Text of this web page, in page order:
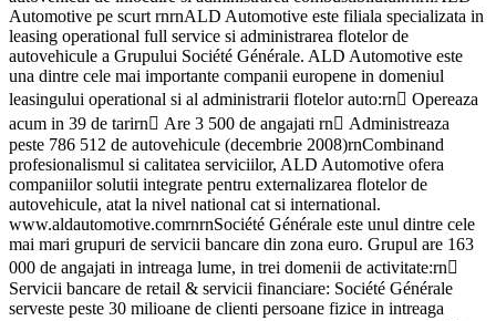
Automotive pe scurt rnrnALD Automotive este filiala specializata in
leasing operational full service si administrarea flotelor de
autovehicule a Grupului Société Générale. ALD Automotive este
una dintre cele mai importante companii europene in domeniul
leasingului operational si al administrarii flotelor auto:rn Opereaza
acum in 39 de tarirn Are 3 500 de angajati rn Administreaza
peste 786 512 de autovehicule (decembrie 2008)rnCombinand
profesionalismul si calitatea serviciilor, ALD Automotive ofera
companiilor solutii integrate pentru externalizarea flotelor de
autovehicule, atat la nivel national cat si international.
www.aldautomotive.comrnrnSociété Générale este unul dintre cele
mai mari grupuri de servicii bancare din zona euro. Grupul are 163
000 de angajati in intreaga lume, in trei domenii de activitate:rn
Servicii bancare de retail & servicii financiare: Société Générale
serveste peste 30 milioane de clienti persoane fizice in intreaga